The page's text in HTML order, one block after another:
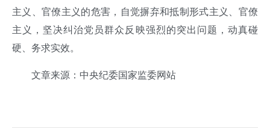
主义、官僚主义的危害，自觉摒弃和抵制形式主义、官僚
主义，坚决纠治党员群众反映强烈的突出问题，动真碰
硬、务求实效。
文章来源：中央纪委国家监委网站